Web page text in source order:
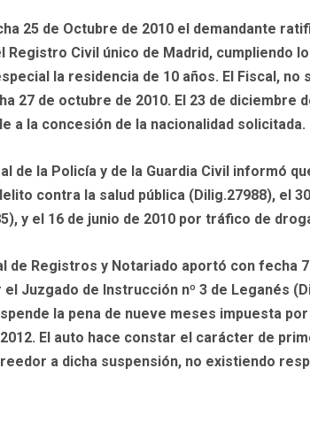
25 de Octubre de 2010 el demandante
Registro Civil único de Madrid, cumpliendo
la residencia de 10 años. El Fiscal, no
27 de octubre de 2010. El 23 de diciembre
a la concesión de la nacionalidad solicitada.
de la Policía y de la Guardia Civil informó
contra la salud pública (Dilig.27988), el
y el 16 de junio de 2010 por tráfico de
Registros y Notariado aportó con fecha
Juzgado de Instrucción nº 3 de Leganés
la pena de nueve meses impuesta
El auto hace constar el carácter de
a dicha suspensión, no existiendo